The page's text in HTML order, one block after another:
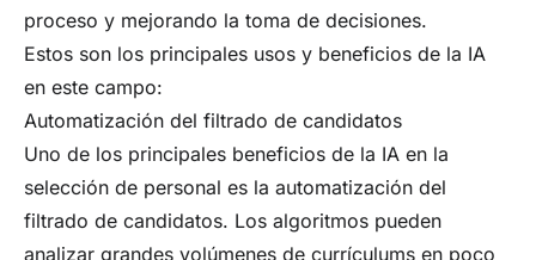
proceso y mejorando la toma de decisiones.
Estos son los principales usos y beneficios de la IA
en este campo:
Automatización del filtrado de candidatos
Uno de los principales beneficios de la IA en la
selección de personal es la automatización del
filtrado de candidatos. Los algoritmos pueden
analizar grandes volúmenes de currículums en poco